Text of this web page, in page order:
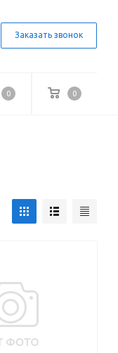
Заказать звонок
0 0